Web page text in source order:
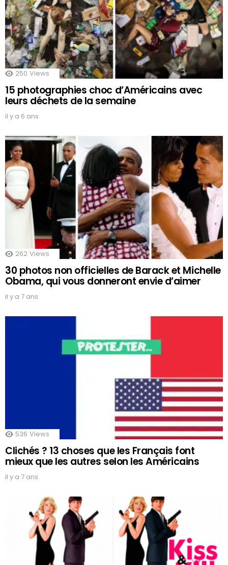
250 Views
15 photographies choc d’Américains avec
leurs déchets de la semaine
il y a 6 ans
262 Views
30 photos non officielles de Barack et Michelle
Obama, qui vous donneront envie d’aimer
il y a 7 ans
536 Views
Clichés ? 13 choses que les Français font
mieux que les autres selon les Américains
il y a 7 ans